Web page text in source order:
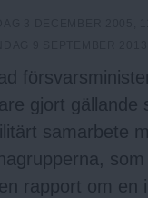
gjort gällande
samarbete
rapport om en